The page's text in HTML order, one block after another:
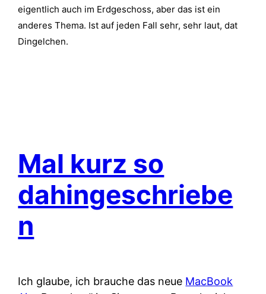
eigentlich auch im Erdgeschoss, aber das ist ein
anderes Thema. Ist auf jeden Fall sehr, sehr laut, dat
Dingelchen.
Mal kurz so
dahingeschriebe
n
Ich glaube, ich brauche das neue MacBook